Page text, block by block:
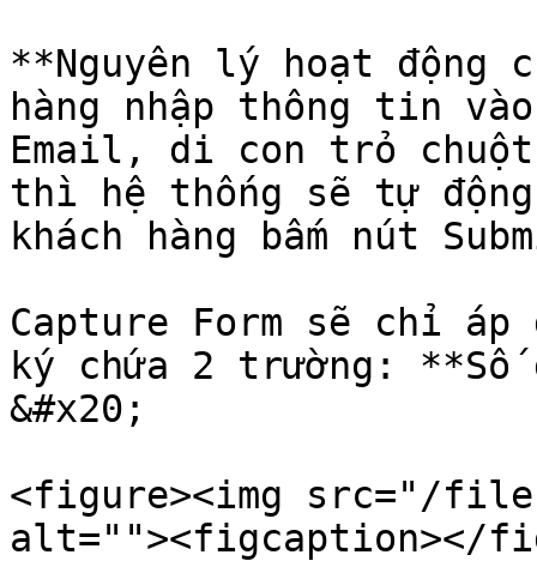
**Nguyên lý hoạt động
hàng nhập thông tin
Email, di con trỏ
thì hệ thống sẽ tự
khách hàng bấm nút
Capture Form sẽ chỉ
ký chứa 2 trường:
&#x20;
<figure><img src="/files/
alt=""><figcaption></